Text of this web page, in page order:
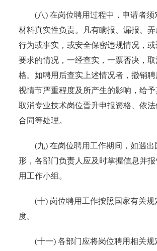
(八) 在岗位聘用过程中，申请者须
材料真实性负责。凡有瞒报、漏报、
行为或事实，或安全保密违规情况，
要求的情况，一经查实，一票否决，
格。如聘用后查实上述情况者，撤销
视情节严重程度及所产生的影响，给
取消专业技术岗位晋升申报资格、依法
合同等处理。
(九) 在岗位聘用工作期间，如遇出
形，各部门负责人应及时掌握信息并
用工作小组。
(十) 岗位聘用工作按照国家有关规
度。
(十一) 各部门应将岗位聘用相关规